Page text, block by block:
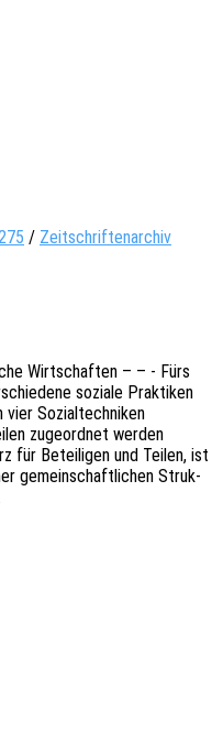
/ Zeitschriftenarchiv
Wirt­schaf­ten – – - Fürs
sozia­le Prak­ti­ken
Sozi­al­tech­ni­ken
zuge­ord­net werden
für Betei­li­gen und Teilen, ist
gemein­schaft­li­chen Struk­